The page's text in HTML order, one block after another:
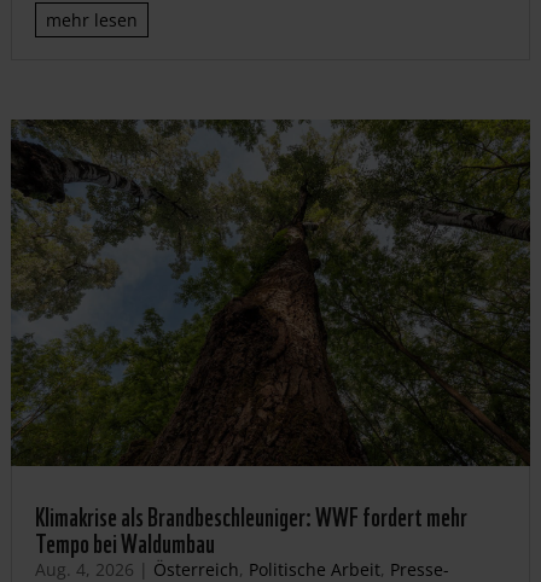
mehr lesen
Klimakrise als Brandbeschleuniger: WWF fordert mehr
Tempo bei Waldumbau
Aug. 4, 2026 | Österreich, Politische Arbeit, Presse-